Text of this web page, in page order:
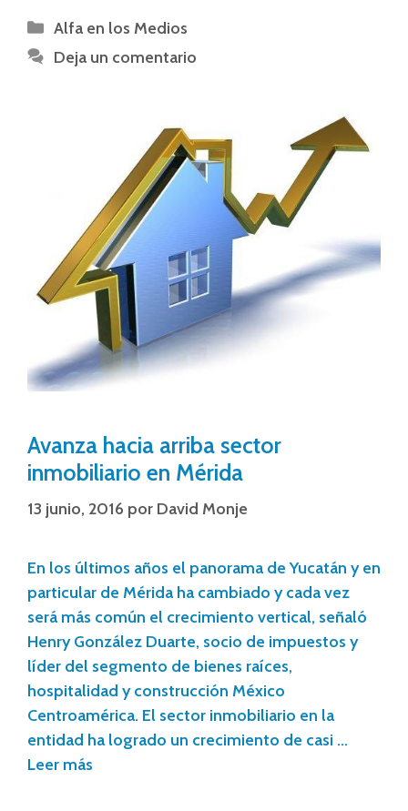
Alfa en los Medios
Deja un comentario
Avanza hacia arriba sector
inmobiliario en Mérida
13 junio, 2016 por David Monje
En los últimos años el panorama de Yucatán y en
particular de Mérida ha cambiado y cada vez
será más común el crecimiento vertical, señaló
Henry González Duarte, socio de impuestos y
líder del segmento de bienes raíces,
hospitalidad y construcción México
Centroamérica. El sector inmobiliario en la
entidad ha logrado un crecimiento de casi …
Leer más